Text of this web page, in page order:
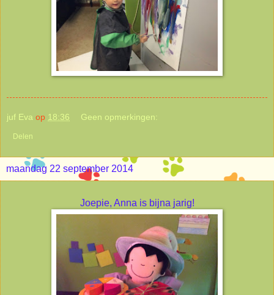
juf Eva op 18:36 Geen opmerkingen:
Delen
maandag 22 september 2014
Joepie, Anna is bijna jarig!